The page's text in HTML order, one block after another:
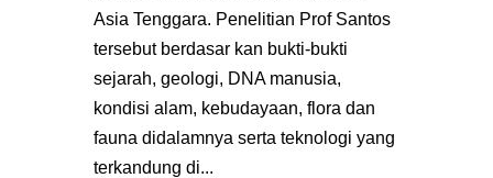
Asia Tenggara. Penelitian Prof Santos
tersebut berdasar kan bukti-bukti
sejarah, geologi, DNA manusia,
kondisi alam, kebudayaan, flora dan
fauna didalamnya serta teknologi yang
terkandung di...